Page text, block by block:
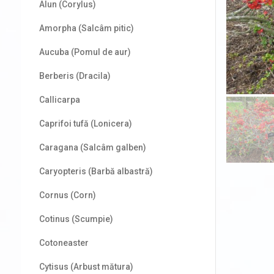
Alun (Corylus)
Amorpha (Salcâm pitic)
Aucuba (Pomul de aur)
Berberis (Dracila)
Callicarpa
Caprifoi tufă (Lonicera)
Caragana (Salcâm galben)
Caryopteris (Barbă albastră)
Cornus (Corn)
Cotinus (Scumpie)
Cotoneaster
Cytisus (Arbust mătura)